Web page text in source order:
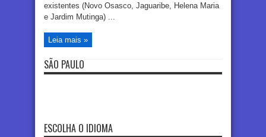
existentes (Novo Osasco, Jaguaribe, Helena Maria
e Jardim Mutinga) ...
Leia mais »
SÃO PAULO
ESCOLHA O IDIOMA